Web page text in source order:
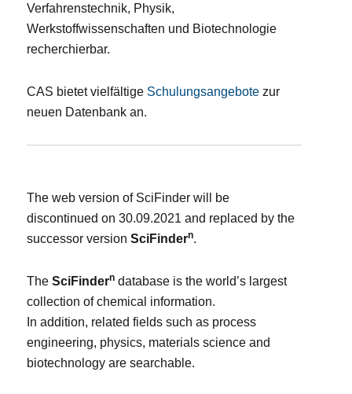
Verfahrenstechnik, Physik,
Werkstoffwissenschaften und Biotechnologie
recherchierbar.
CAS bietet vielfältige Schulungsangebote zur
neuen Datenbank an.
The web version of SciFinder will be
discontinued on 30.09.2021 and replaced by the
successor versionSciFindern.
TheSciFindern database is the world’s largest
collection of chemical information.
In addition, related fields such as process
engineering, physics, materials science and
biotechnology are searchable.